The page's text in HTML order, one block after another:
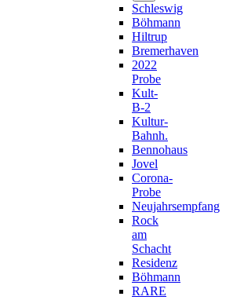
Schleswig
Böhmann
Hiltrup
Bremerhaven
2022
Probe
Kult-
B-2
Kultur-
Bahnh.
Bennohaus
Jovel
Corona-
Probe
Neujahrsempfang
Rock
am
Schacht
Residenz
Böhmann
RARE